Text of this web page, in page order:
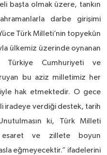
başta olmak üzere, tankın
darbe girişimi
Türk Milleti’nin topyekûn
ülkemiz üzerinde oynanan
Türkiye Cumhuriyeti ve
bu aziz milletimiz her
hak etmektedir. O gece
iradeye verdiği destek, tarih
ki, Türk Milleti
ve zillete boyun
eğmeyecektir.” ifadelerini